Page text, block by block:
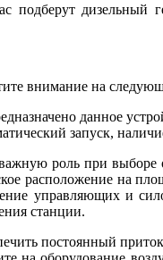
подберут дизельный
внимание на
данное
запуск,
роль при
расположение на
управляющих и
станции.
постоянный приток